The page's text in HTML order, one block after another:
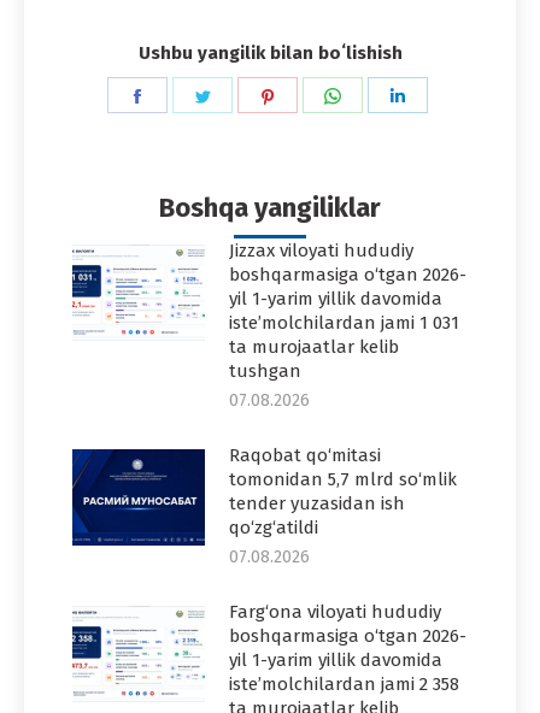
Ushbu yangilik bilan boʻlishish
Share
Share
Share
Share
Boshqa yangiliklar
Jizzax viloyati hududiy
boshqarmasiga o‘tgan 2026-
yil 1-yarim yillik davomida
iste’molchilardan jami 1 031
ta murojaatlar kelib
tushgan
07.08.2026
Raqobat qo‘mitasi
tomonidan 5,7 mlrd so‘mlik
tender yuzasidan ish
qo‘zg‘atildi
07.08.2026
Farg‘ona viloyati hududiy
boshqarmasiga o‘tgan 2026-
yil 1-yarim yillik davomida
iste’molchilardan jami 2 358
ta murojaatlar kelib